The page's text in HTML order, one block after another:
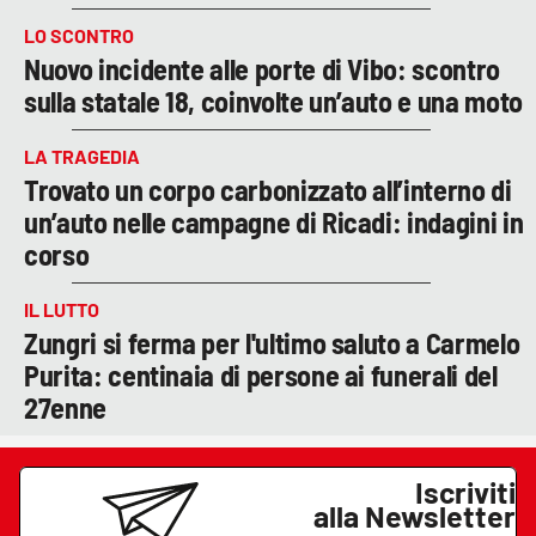
LO SCONTRO
Nuovo incidente alle porte di Vibo: scontro
sulla statale 18, coinvolte un’auto e una moto
LA TRAGEDIA
Trovato un corpo carbonizzato all’interno di
un’auto nelle campagne di Ricadi: indagini in
corso
IL LUTTO
Zungri si ferma per l'ultimo saluto a Carmelo
Purita: centinaia di persone ai funerali del
27enne
Iscriviti
alla Newsletter